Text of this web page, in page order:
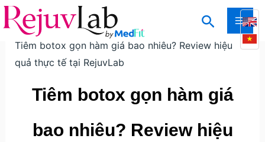
Nhảy
tới
dung
Tìm
kiếm
Trang chủ Kiến thức
Kiến thức thẩm mỹ da
Tiêm botox gọn hàm giá bao nhiêu? Review hiệu
quả thực tế tại RejuvLab
Tiêm botox gọn hàm giá
bao nhiêu? Review hiệu